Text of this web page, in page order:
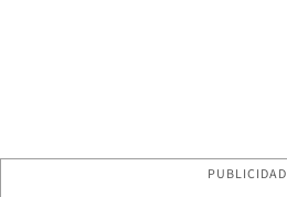
PUBLICIDAD